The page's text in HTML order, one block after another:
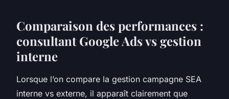
Comparaison des performances :
consultant Google Ads vs gestion
interne
Lorsque l’on compare la gestion campagne SEA
interne vs externe, il apparaît clairement que